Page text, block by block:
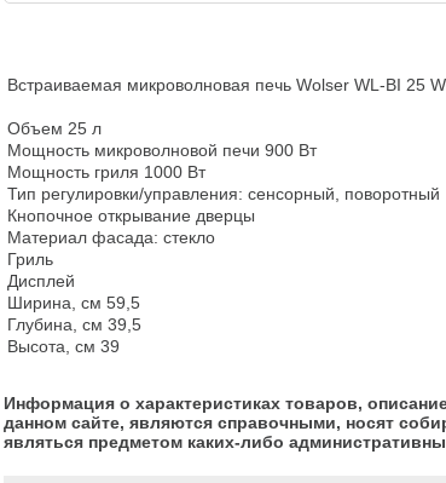
Встраиваемая микроволновая печь Wolser WL-BI 25
Объем 25 л
Мощность микроволновой печи 900 Вт
Мощность гриля 1000 Вт
Тип регулировки/управления: сенсорный, поворотный
Кнопочное открывание дверцы
Материал фасада: стекло
Гриль
Дисплей
Ширина, см 59,5
Глубина, см 39,5
Высота, см 39
Информация о характеристиках товаров,
данном сайте, являются справочными, носят
являться предметом каких-либо